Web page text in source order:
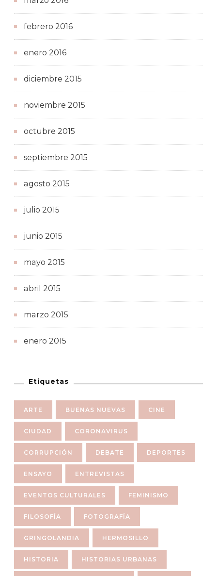
febrero 2016
enero 2016
diciembre 2015
noviembre 2015
octubre 2015
septiembre 2015
agosto 2015
julio 2015
junio 2015
mayo 2015
abril 2015
marzo 2015
enero 2015
Etiquetas
ARTE BUENAS NUEVAS CINE
CIUDAD CORONAVIRUS
CORRUPCIÓN DEBATE DEPORTES
ENSAYO ENTREVISTAS
EVENTOS CULTURALES FEMINISMO
FILOSOFÍA FOTOGRAFÍA
GRINGOLANDIA HERMOSILLO
HISTORIA HISTORIAS URBANAS